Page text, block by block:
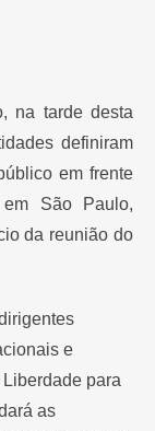
na tarde desta
definiram
em frente
São Paulo,
da reunião do
e
para
as